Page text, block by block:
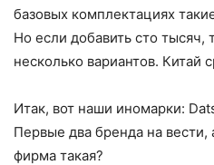
базовых комплектациях
Но если добавить сто
несколько вариантов. Китай
Итак, вот наши иномарки:
Первые два бренда на вести,
фирма такая?